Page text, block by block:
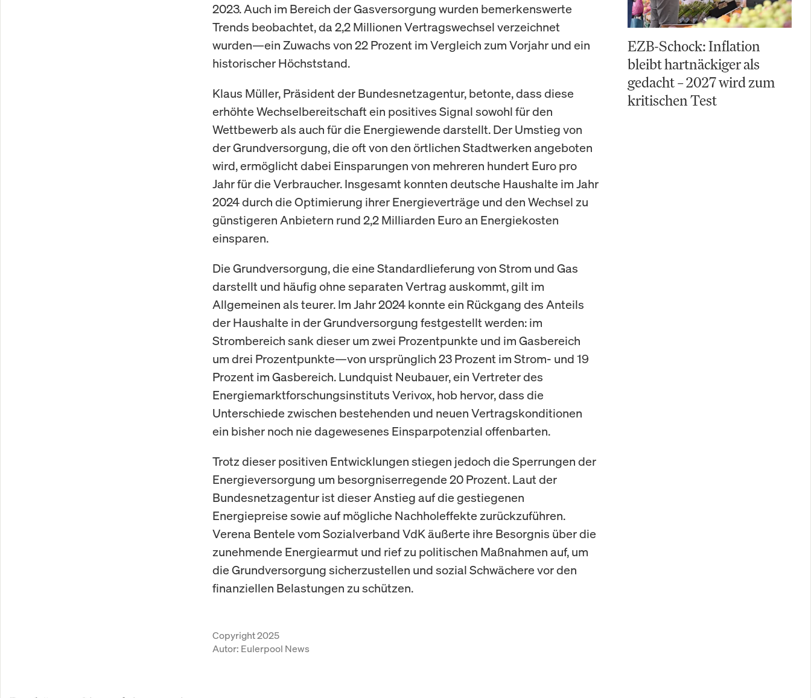
2023. Auch im Bereich der Gasversorgung wurden bemerkenswerte
Trends beobachtet, da 2,2 Millionen Vertragswechsel verzeichnet
wurden—ein Zuwachs von 22 Prozent im Vergleich zum Vorjahr und ein
historischer Höchststand.
Klaus Müller, Präsident der Bundesnetzagentur, betonte, dass diese
erhöhte Wechselbereitschaft ein positives Signal sowohl für den
Wettbewerb als auch für die Energiewende darstellt. Der Umstieg von
der Grundversorgung, die oft von den örtlichen Stadtwerken angeboten
wird, ermöglicht dabei Einsparungen von mehreren hundert Euro pro
Jahr für die Verbraucher. Insgesamt konnten deutsche Haushalte im Jahr
2024 durch die Optimierung ihrer Energieverträge und den Wechsel zu
günstigeren Anbietern rund 2,2 Milliarden Euro an Energiekosten
einsparen.
Die Grundversorgung, die eine Standardlieferung von Strom und Gas
darstellt und häufig ohne separaten Vertrag auskommt, gilt im
Allgemeinen als teurer. Im Jahr 2024 konnte ein Rückgang des Anteils
der Haushalte in der Grundversorgung festgestellt werden: im
Strombereich sank dieser um zwei Prozentpunkte und im Gasbereich
um drei Prozentpunkte—von ursprünglich 23 Prozent im Strom- und 19
Prozent im Gasbereich. Lundquist Neubauer, ein Vertreter des
Energiemarktforschungsinstituts Verivox, hob hervor, dass die
Unterschiede zwischen bestehenden und neuen Vertragskonditionen
ein bisher noch nie dagewesenes Einsparpotenzial offenbarten.
Trotz dieser positiven Entwicklungen stiegen jedoch die Sperrungen der
Energieversorgung um besorgniserregende 20 Prozent. Laut der
Bundesnetzagentur ist dieser Anstieg auf die gestiegenen
Energiepreise sowie auf mögliche Nachholeffekte zurückzuführen.
Verena Bentele vom Sozialverband VdK äußerte ihre Besorgnis über die
zunehmende Energiearmut und rief zu politischen Maßnahmen auf, um
die Grundversorgung sicherzustellen und sozial Schwächere vor den
finanziellen Belastungen zu schützen.
Copyright 2025
Autor: Eulerpool News
EZB-Schock: Inflation
bleibt hartnäckiger als
gedacht – 2027 wird zum
kritischen Test